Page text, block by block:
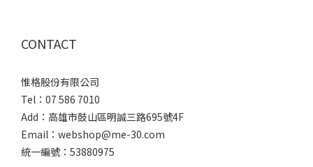
CONTACT
惟格股份有限公司
Tel：07 586 7010
Add： 高雄市鼓山區明誠三路695號4F
Email：webshop@me-30.com
統一編號：53880975